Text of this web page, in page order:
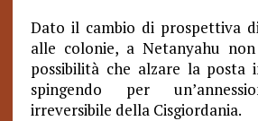
Dato il cambio di prospettiva
alle colonie, a Netanyahu
possibilità che alzare la posta
spingendo per
irreversibile della Cisgiordania.